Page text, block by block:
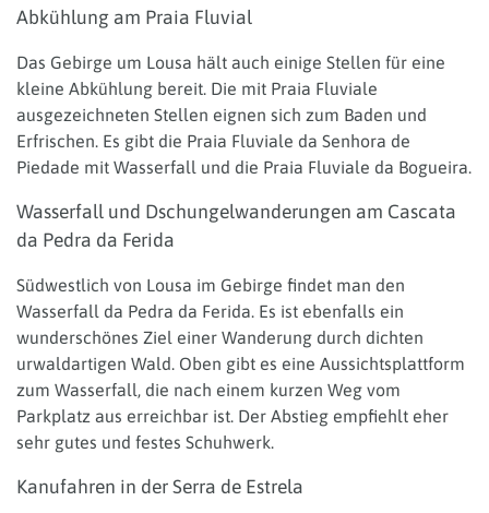
Abkühlung am Praia Fluvial
Das Gebirge um Lousa hält auch einige Stellen für eine
kleine Abkühlung bereit. Die mit Praia Fluviale
ausgezeichneten Stellen eignen sich zum Baden und
Erfrischen. Es gibt die Praia Fluviale da Senhora de
Piedade mit Wasserfall und die Praia Fluviale da Bogueira.
Wasserfall und Dschungelwanderungen am Cascata
da Pedra da Ferida
Südwestlich von Lousa im Gebirge findet man den
Wasserfall da Pedra da Ferida. Es ist ebenfalls ein
wunderschönes Ziel einer Wanderung durch dichten
urwaldartigen Wald. Oben gibt es eine Aussichtsplattform
zum Wasserfall, die nach einem kurzen Weg vom
Parkplatz aus erreichbar ist. Der Abstieg empfiehlt eher
sehr gutes und festes Schuhwerk.
Kanufahren in der Serra de Estrela